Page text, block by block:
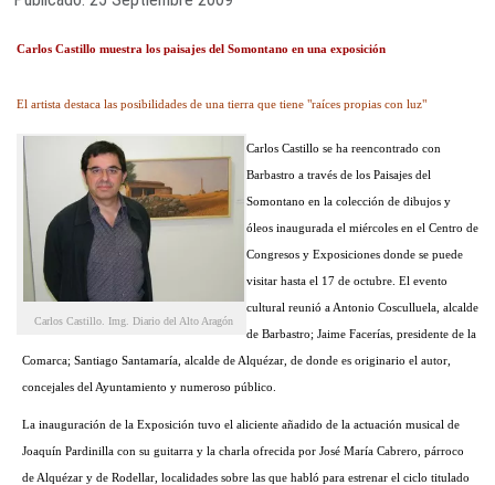
Carlos Castillo muestra los paisajes del Somontano en una exposición
El artista destaca las posibilidades de una tierra que tiene "raíces propias con luz"
Carlos Castillo. Img. Diario del Alto Aragón
Carlos Castillo se ha reencontrado con
Barbastro a través de los Paisajes del
Somontano en la colección de dibujos y
óleos inaugurada el miércoles en el Centro de
Congresos y Exposiciones donde se puede
visitar hasta el 17 de octubre. El evento
cultural reunió a Antonio Cosculluela, alcalde
de Barbastro; Jaime Facerías, presidente de la
Comarca; Santiago Santamaría, alcalde de Alquézar, de donde es originario el autor,
concejales del Ayuntamiento y numeroso público.
La inauguración de la Exposición tuvo el aliciente añadido de la actuación musical de
Joaquín Pardinilla con su guitarra y la charla ofrecida por José María Cabrero, párroco
de Alquézar y de Rodellar, localidades sobre las que habló para estrenar el ciclo titulado